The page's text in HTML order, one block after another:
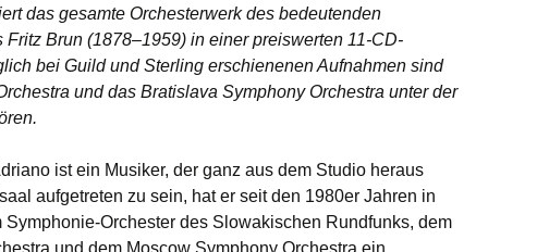
das gesamte Orchesterwerk des bedeutenden
Brun (1878–1959) in einer preiswerten 11-CD-
bei Guild und Sterling erschienenen Aufnahmen sind
und das Bratislava Symphony Orchestra unter der
ist ein Musiker, der ganz aus dem Studio heraus
aufgetreten zu sein, hat er seit den 1980er Jahren in
Symphonie-Orchester des Slowakischen Rundfunks, dem
und dem Moscow Symphony Orchestra ein